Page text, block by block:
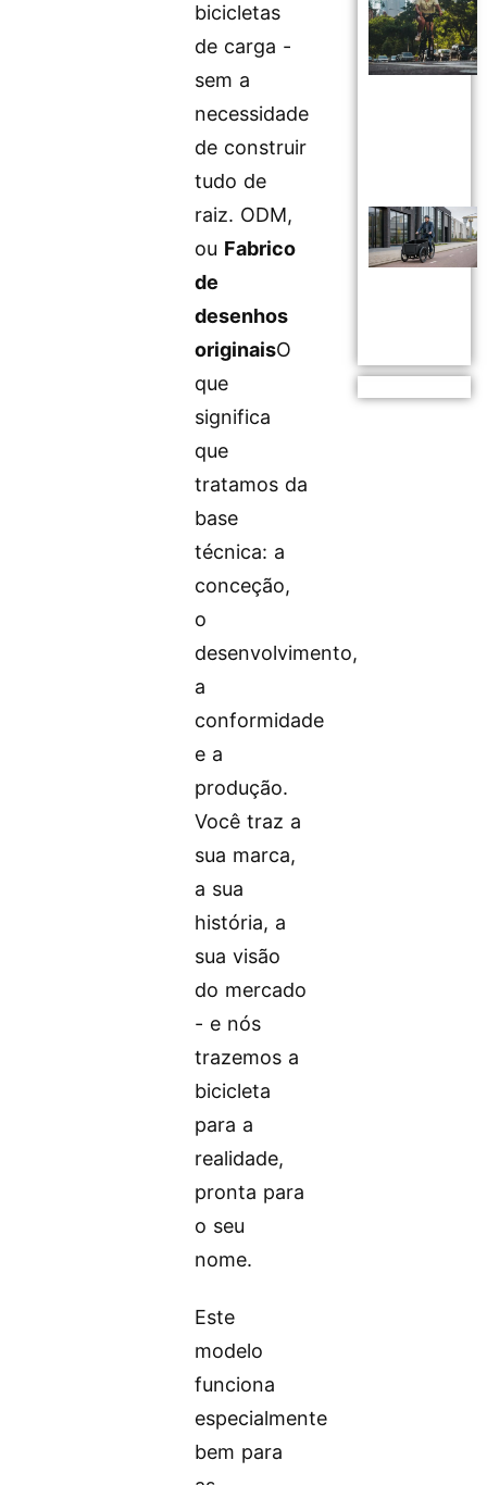
bicicletas
de carga -
sem a
necessidade
de construir
tudo de
raiz. ODM,
ou Fabrico
de
desenhos
originaisO
que
significa
que
tratamos da
base
técnica: a
conceção,
o
desenvolvimento,
a
conformidade
e a
produção.
Você traz a
sua marca,
a sua
história, a
sua visão
do mercado
- e nós
trazemos a
bicicleta
para a
realidade,
pronta para
o seu
nome.
Este
modelo
funciona
especialmente
bem para